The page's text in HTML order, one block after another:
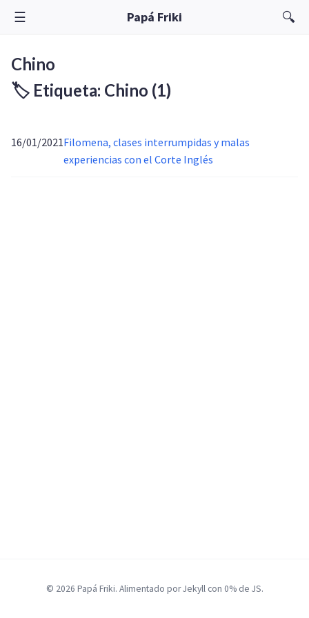
☰ Papá Friki 🔍
Chino
🏷️ Etiqueta: Chino (1)
16/01/2021Filomena, clases interrumpidas y malas
experiencias con el Corte Inglés
© 2026 Papá Friki. Alimentado por Jekyll con 0% de JS.